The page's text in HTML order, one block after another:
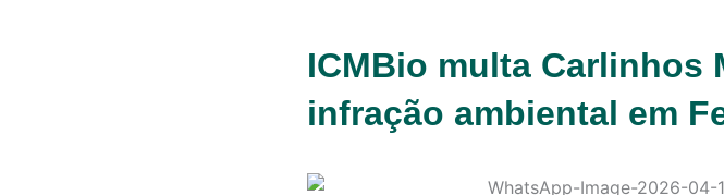
ICMBio multa Carlinhos
infração ambiental em